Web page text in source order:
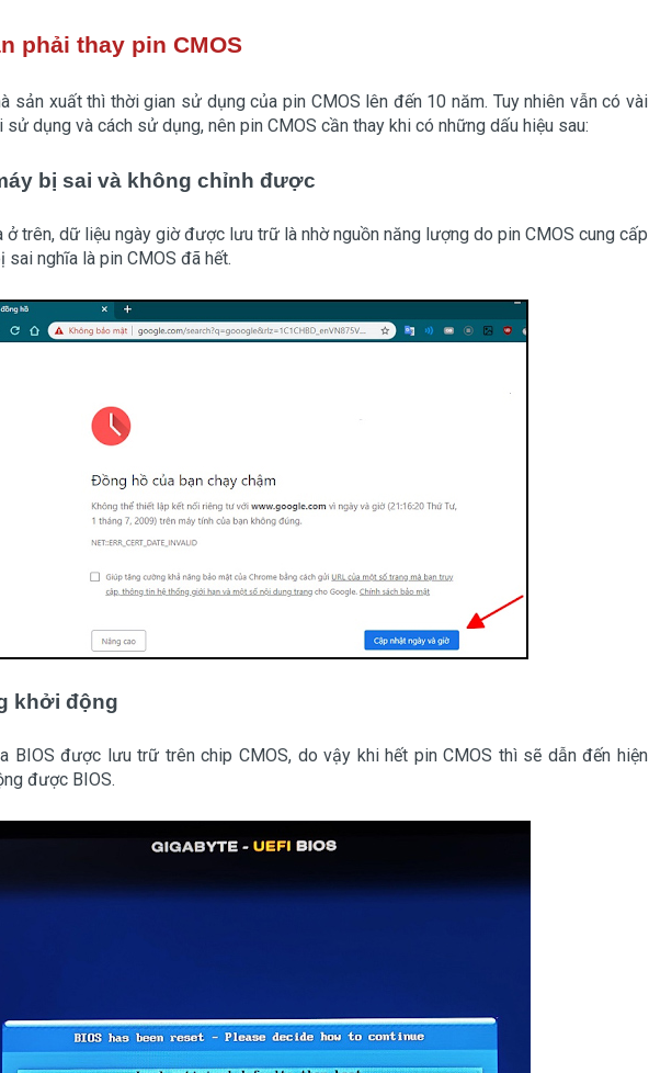
phải thay pin CMOS
sản xuất thì thời gian sử dụng của pin CMOS lên đến 10 năm. Tuy nhiên vẫn có vài
dụng và cách sử dụng, nên pin CMOS cần thay khi có những dấu hiệu sau:
bị sai và không chỉnh được
ở trên, dữ liệu ngày giờ được lưu trữ là nhờ nguồn năng lượng do pin CMOS cung cấp
sai nghĩa là pin CMOS đã hết.
khởi động
BIOS được lưu trữ trên chip CMOS, do vậy khi hết pin CMOS thì sẽ dẫn đến hiện
được BIOS.